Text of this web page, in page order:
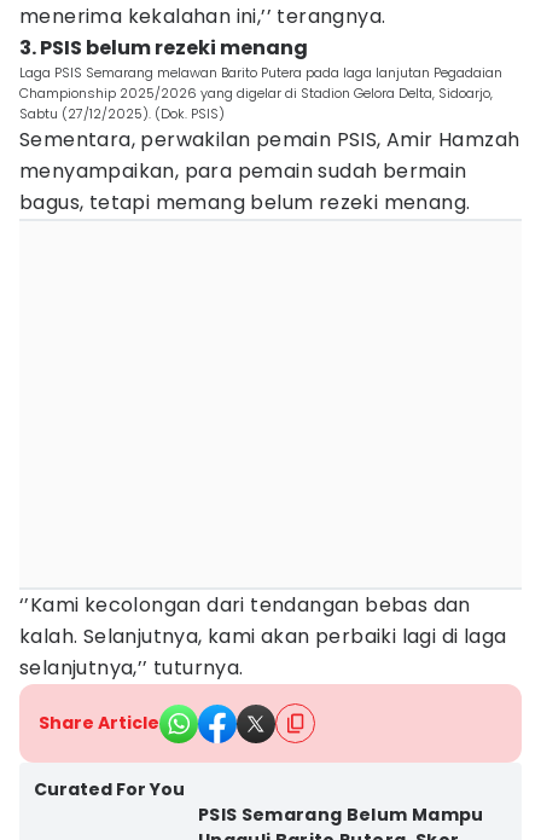
menerima kekalahan ini,’’ terangnya.
3. PSIS belum rezeki menang
Laga PSIS Semarang melawan Barito Putera pada laga lanjutan Pegadaian
Championship 2025/2026 yang digelar di Stadion Gelora Delta, Sidoarjo,
Sabtu (27/12/2025). (Dok. PSIS)
Sementara, perwakilan pemain PSIS, Amir Hamzah
menyampaikan, para pemain sudah bermain
bagus, tetapi memang belum rezeki menang.
‘’Kami kecolongan dari tendangan bebas dan
kalah. Selanjutnya, kami akan perbaiki lagi di laga
selanjutnya,’’ tuturnya.
Share Article
Curated For You
PSIS Semarang Belum Mampu